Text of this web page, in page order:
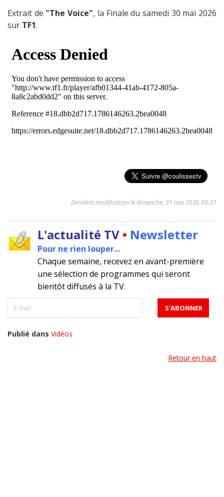
Extrait de "The Voice", la Finale du samedi 30 mai 2026
sur TF1.
Dernière modification le dimanche, 31 mai 2026 00:31
L'actualité TV • Newsletter
Pour ne rien louper...
Chaque semaine, recevez en avant-première
une sélection de programmes qui seront
bientôt diffusés à la TV.
Publié dans Vidéos
Retour en haut